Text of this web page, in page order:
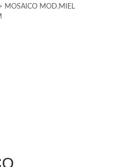
MOSAICO MOD.MIEL